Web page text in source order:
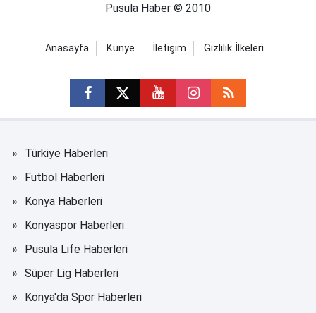
Pusula Haber © 2010
Anasayfa Künye İletişim Gizlilik İlkeleri
Türkiye Haberleri
Futbol Haberleri
Konya Haberleri
Konyaspor Haberleri
Pusula Life Haberleri
Süper Lig Haberleri
Konya'da Spor Haberleri